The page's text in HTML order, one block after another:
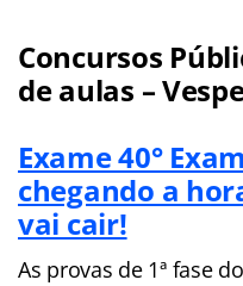
Concursos
de aulas –
Exame 40°
chegando a
vai cair!
As provas de 1ª fase